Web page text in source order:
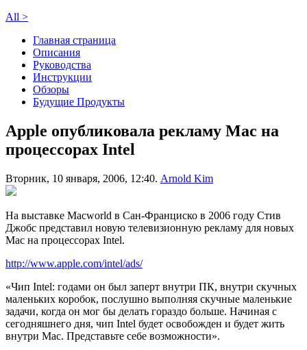
All >
Главная страница
Описания
Руководства
Инструкции
Обзоры
Будущие Продукты
Apple опубликовала рекламу Mac на
процессорах Intel
Вторник, 10 января, 2006, 12:40. Arnold Kim
На выставке Macworld в Сан-Франциско в 2006 году Стив
Джобс представил новую телевизионную рекламу для новых
Mac на процессорах Intel.
http://www.apple.com/intel/ads/
«Чип Intel: годами он был заперт внутри ПК, внутри скучных
маленьких коробок, послушно выполняя скучные маленькие
задачи, когда он мог бы делать гораздо больше. Начиная с
сегодняшнего дня, чип Intel будет освобожден и будет жить
внутри Mac. Представьте себе возможности».